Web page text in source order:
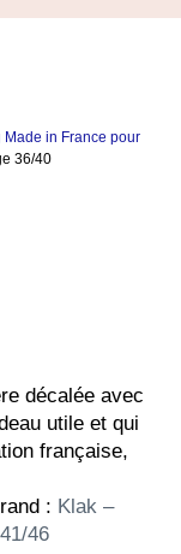
Made in France pour
36/40
décalée avec
utile et qui
française,
: Klak –
46